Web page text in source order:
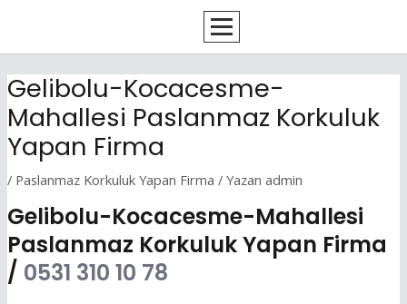
Gelibolu-Kocacesme-
Mahallesi Paslanmaz Korkuluk
Yapan Firma
/ Paslanmaz Korkuluk Yapan Firma / Yazan admin
Gelibolu-Kocacesme-Mahallesi
Paslanmaz Korkuluk Yapan Firma
/ 0531 310 10 78